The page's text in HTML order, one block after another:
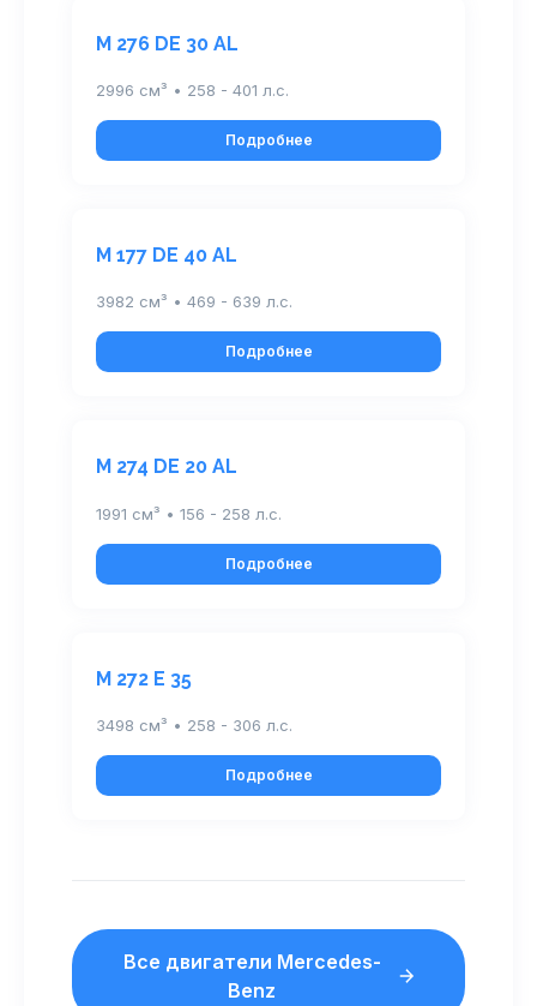
M 276 DE 30 AL
2996 см³ • 258 - 401 л.с.
Подробнее
M 177 DE 40 AL
3982 см³ • 469 - 639 л.с.
Подробнее
M 274 DE 20 AL
1991 см³ • 156 - 258 л.с.
Подробнее
M 272 E 35
3498 см³ • 258 - 306 л.с.
Подробнее
Все двигатели Mercedes-
Benz